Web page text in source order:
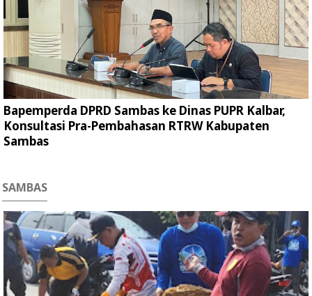
Bapemperda DPRD Sambas ke Dinas PUPR Kalbar,
Konsultasi Pra-Pembahasan RTRW Kabupaten
Sambas
SAMBAS